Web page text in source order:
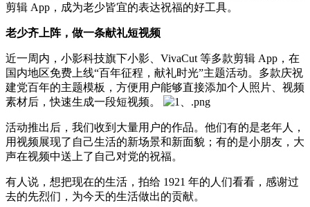
剪辑 App，成为老少皆宜的表达祝福的好工具。
老少齐上阵，做一条献礼短视频
近一周内，小影科技旗下小影、VivaCut 等多款剪辑 App，在
国内地区免费上线“百年征程，献礼时光”主题活动。多款庆祝
建党百年的主题模板，方便用户能够直接添加个人照片、视频
素材后，快速生成一段短视频。
活动推出后，我们收到大量用户的作品。他们有的是老年人，
用视频展现了自己生活的新场景和新面貌；有的是小朋友，大
声在视频中送上了自己对党的祝福。
有人说，想把现在的生活，拍给 1921 年的人们看看，感谢过
去的先烈们，为今天的生活做出的贡献。